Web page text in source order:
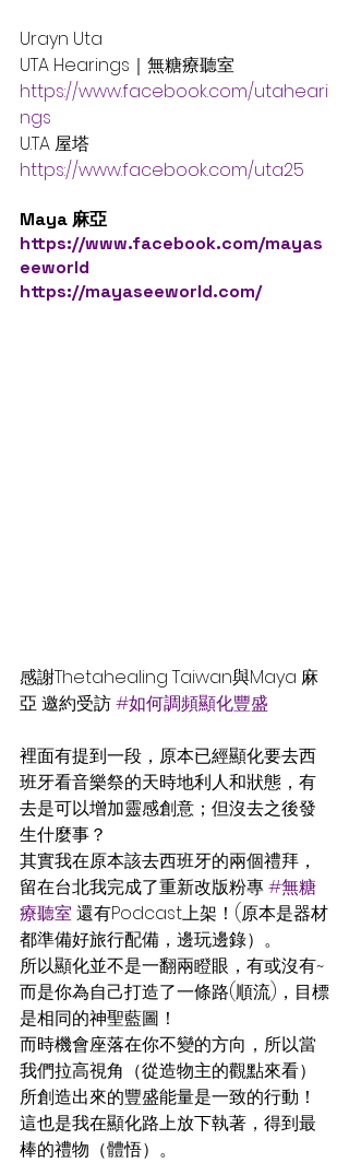
Urayn Uta
UTA Hearings｜無糖療聽室
https://www.facebook.com/utaheari
ngs
U.TA 屋塔
https://www.facebook.com/uta25
Maya 麻亞
https://www.facebook.com/mayas
eeworld
https://mayaseeworld.com/
感謝Thetahealing Taiwan與Maya 麻
亞 邀約受訪 #如何調頻顯化豐盛
裡面有提到一段，原本已經顯化要去西
班牙看音樂祭的天時地利人和狀態，有
去是可以增加靈感創意；但沒去之後發
生什麼事？
其實我在原本該去西班牙的兩個禮拜，
留在台北我完成了重新改版粉專 #無糖
療聽室 還有Podcast上架！(原本是器材
都準備好旅行配備，邊玩邊錄）。
所以顯化並不是一翻兩瞪眼，有或沒有~
而是你為自己打造了一條路(順流)，目標
是相同的神聖藍圖！
而時機會座落在你不變的方向，所以當
我們拉高視角（從造物主的觀點來看）
所創造出來的豐盛能量是一致的行動！
這也是我在顯化路上放下執著，得到最
棒的禮物（體悟）。